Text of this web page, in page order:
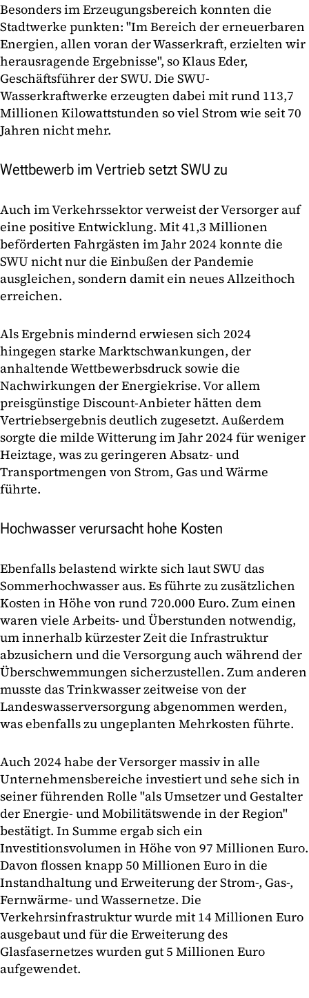
Besonders im Erzeugungsbereich konnten die
Stadtwerke punkten: "Im Bereich der erneuerbaren
Energien, allen voran der Wasserkraft, erzielten wir
herausragende Ergebnisse", so Klaus Eder,
Geschäftsführer der SWU. Die SWU-
Wasserkraftwerke erzeugten dabei mit rund 113,7
Millionen Kilowattstunden so viel Strom wie seit 70
Jahren nicht mehr.
Wettbewerb im Vertrieb setzt SWU zu
Auch im Verkehrssektor verweist der Versorger auf
eine positive Entwicklung. Mit 41,3 Millionen
beförderten Fahrgästen im Jahr 2024 konnte die
SWU nicht nur die Einbußen der Pandemie
ausgleichen, sondern damit ein neues Allzeithoch
erreichen.
Als Ergebnis mindernd erwiesen sich 2024
hingegen starke Marktschwankungen, der
anhaltende Wettbewerbsdruck sowie die
Nachwirkungen der Energiekrise. Vor allem
preisgünstige Discount-Anbieter hätten dem
Vertriebsergebnis deutlich zugesetzt. Außerdem
sorgte die milde Witterung im Jahr 2024 für weniger
Heiztage, was zu geringeren Absatz- und
Transportmengen von Strom, Gas und Wärme
führte.
Hochwasser verursacht hohe Kosten
Ebenfalls belastend wirkte sich laut SWU das
Sommerhochwasser aus. Es führte zu zusätzlichen
Kosten in Höhe von rund 720.000 Euro. Zum einen
waren viele Arbeits- und Überstunden notwendig,
um innerhalb kürzester Zeit die Infrastruktur
abzusichern und die Versorgung auch während der
Überschwemmungen sicherzustellen. Zum anderen
musste das Trinkwasser zeitweise von der
Landeswasserversorgung abgenommen werden,
was ebenfalls zu ungeplanten Mehrkosten führte.
Auch 2024 habe der Versorger massiv in alle
Unternehmensbereiche investiert und sehe sich in
seiner führenden Rolle "als Umsetzer und Gestalter
der Energie- und Mobilitätswende in der Region"
bestätigt. In Summe ergab sich ein
Investitionsvolumen in Höhe von 97 Millionen Euro.
Davon flossen knapp 50 Millionen Euro in die
Instandhaltung und Erweiterung der Strom-, Gas-,
Fernwärme- und Wassernetze. Die
Verkehrsinfrastruktur wurde mit 14 Millionen Euro
ausgebaut und für die Erweiterung des
Glasfasernetzes wurden gut 5 Millionen Euro
aufgewendet.